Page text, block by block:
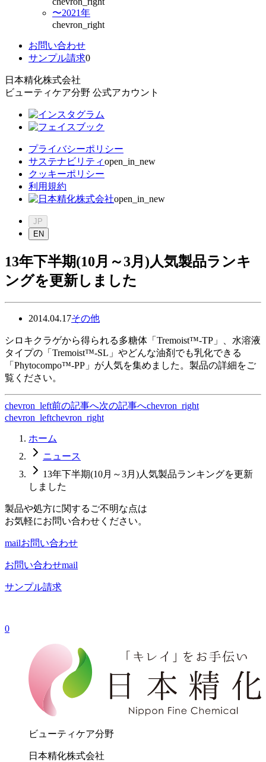
〜2021年
chevron_right
お問い合わせ
サンプル請求0
日本精化株式会社
ビューティケア分野 公式アカウント
プライバシーポリシー
サステナビリティopen_in_new
クッキーポリシー
利用規約
open_in_new
JP
EN
13年下半期(10月～3月)人気製品ランキ
ングを更新しました
2014.04.17その他
シロキクラゲから得られる多糖体「Tremoist™-TP」、水溶液
タイプの「Tremoist™-SL」やどんな油剤でも乳化できる
「Phytocompo™-PP」が人気を集めました。製品の詳細をご
覧ください。
chevron_left前の記事へ次の記事へchevron_right
chevron_leftchevron_right
ホーム
ニュース
13年下半期(10月～3月)人気製品ランキングを更新
しました
製品や処方に関するご不明な点は
お気軽にお問い合わせください。
mailお問い合わせ
お問い合わせmail
サンプル請求
0
ビューティケア分野
日本精化株式会社